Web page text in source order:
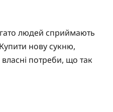
людей сприймають
нову сукню,
потреби, що так